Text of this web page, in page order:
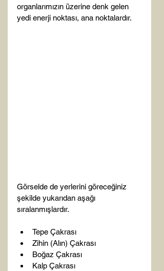
organlarımızın üzerine denk gelen
yedi enerji noktası, ana noktalardır.
Görselde de yerlerini göreceğiniz
şekilde yukarıdan aşağı
Tepe Çakrası
Zihin (Alın) Çakrası
Boğaz Çakrası
Kalp Çakrası